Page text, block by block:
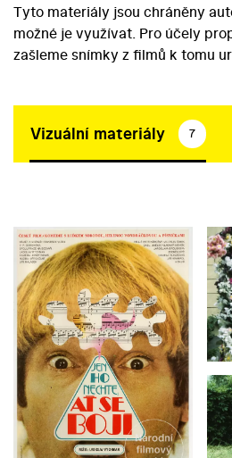
Tyto materiály jsou chráněny
možné je využívat. Pro účely
zašleme snímky z filmů k tomu
Vizuální materiály 7